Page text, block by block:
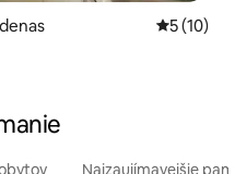
5 (10)
Najzaujímavejšie